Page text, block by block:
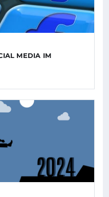
MEDIA IM